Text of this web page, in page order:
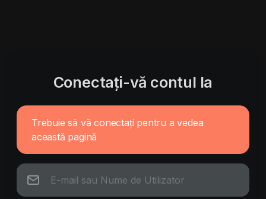
Conectați-vă contul la
Trebuie să vă conectați pentru a vedea
această pagină